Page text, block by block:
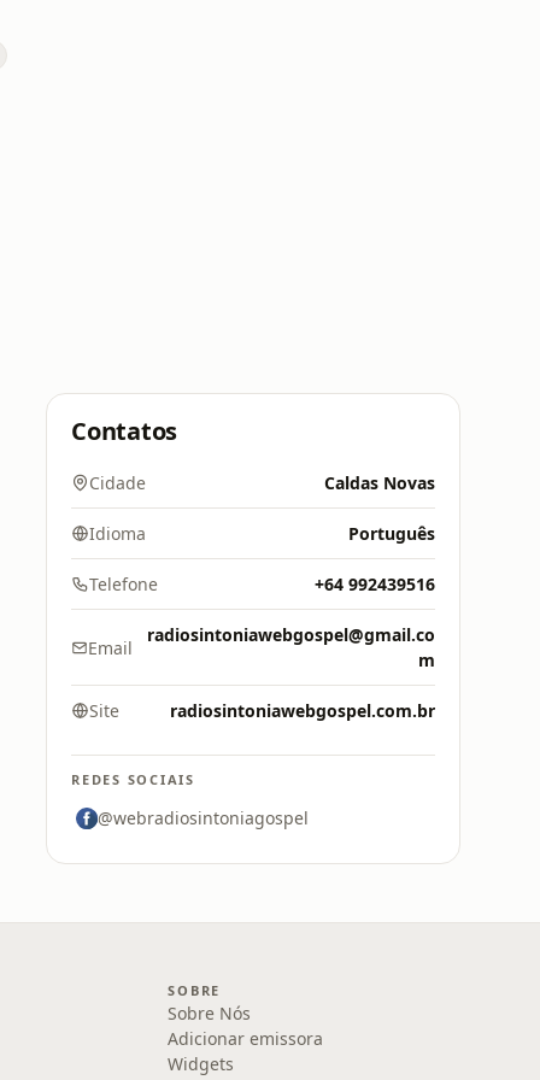
Contatos
Cidade Caldas Novas
Idioma Português
Telefone +64 992439516
Email
radiosintoniawebgospel@gmail.co
m
Site radiosintoniawebgospel.com.br
REDES SOCIAIS
@webradiosintoniagospel
SOBRE
Sobre Nós
Adicionar emissora
Widgets